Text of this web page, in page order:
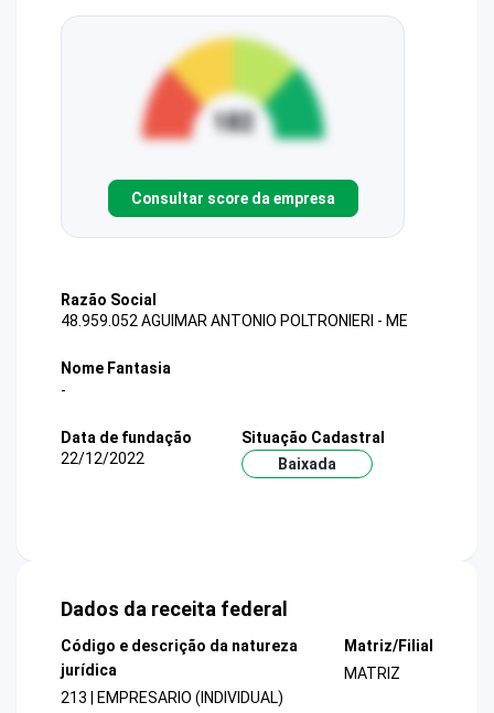
Consultar score da empresa
Razão Social
48.959.052 AGUIMAR ANTONIO POLTRONIERI - ME
Nome Fantasia
-
Data de fundação
22/12/2022
Situação Cadastral
Baixada
Dados da receita federal
Código e descrição da natureza
jurídica
213 | EMPRESARIO (INDIVIDUAL)
Matriz/Filial
MATRIZ